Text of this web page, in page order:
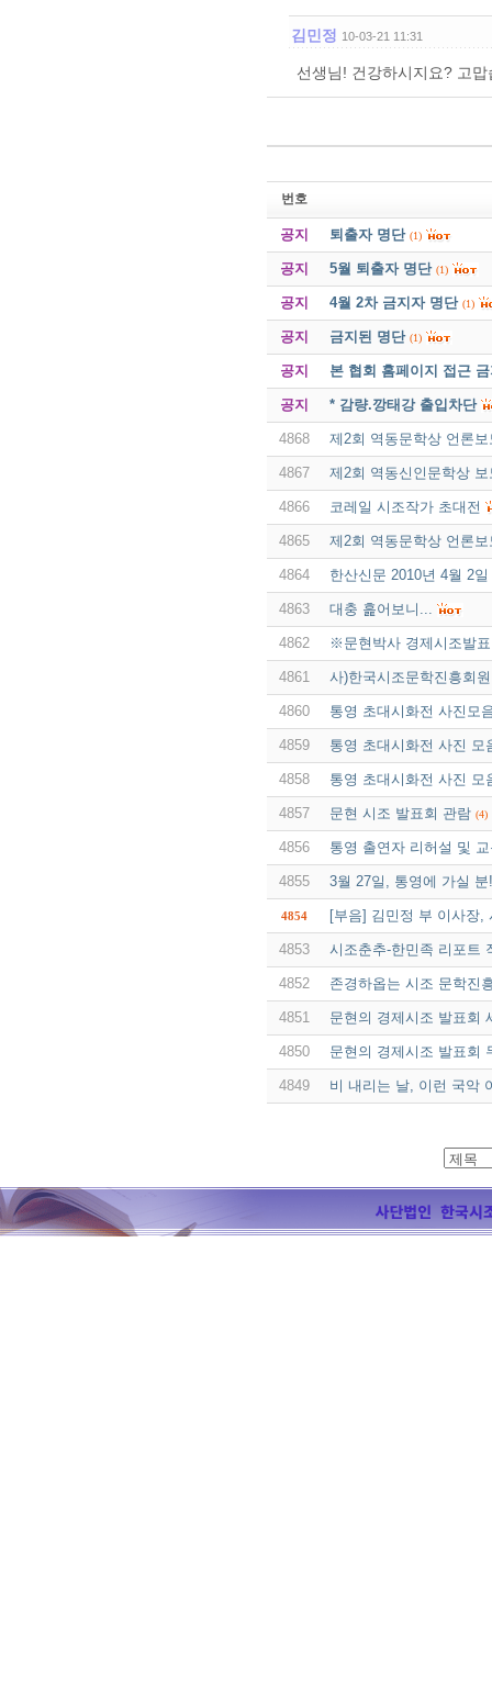
김민정 10-03-21 11:31
선생님! 건강하시지요? 고맙
번호
공지 퇴출자 명단 (1)
공지 5월 퇴출자 명단 (1)
공지 4월 2차 금지자 명단 (1)
공지 금지된 명단 (1)
공지 본 협회 홈페이지 접근
공지 * 감량.깡태강 출입차단
4868 제2회 역동문학상 언론
4867 제2회 역동신인문학상
4866 코레일 시조작가 초대전
4865 제2회 역동문학상 언론
4864 한산신문 2010년 4월 2일
4863 대충 흝어보니...
4862 ※문현박사 경제시조발
4861 사)한국시조문학진흥회
4860 통영 초대시화전 사진모
4859 통영 초대시화전 사진 모
4858 통영 초대시화전 사진 모
4857 문현 시조 발표회 관람 (4)
4856 통영 출연자 리허설 및
4855 3월 27일, 통영에 가실 분
4854 [부음] 김민정 부 이사장,
4853 시조춘추-한민족 리포트
4852 존경하옵는 시조 문학진
4851 문현의 경제시조 발표회
4850 문현의 경제시조 발표회
4849 비 내리는 날, 이런 국악